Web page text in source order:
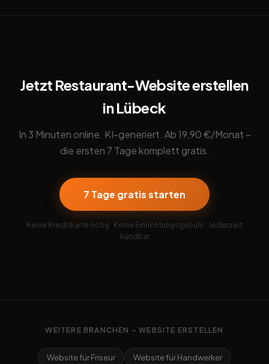
Jetzt Restaurant-Website erstellen
in Lübeck
In 3 Minuten online. KI-generiert. Ab 19,90 €/Monat –
die ersten 7 Tage komplett gratis.
7 Tage gratis starten
Keine Kreditkarte nötig · Keine Einrichtungsgebühr · Jederzeit
kündbar
WEITERE BRANCHEN – WEBSITE ERSTELLEN
Website für Friseur
Website für Handwerker